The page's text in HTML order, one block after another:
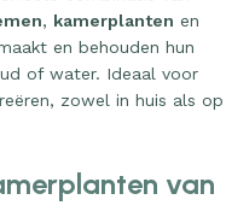
, kamerplanten en
en behouden hun
of water. Ideaal voor
zowel in huis als op
van